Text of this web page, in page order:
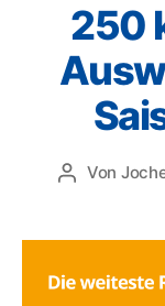
250
Von